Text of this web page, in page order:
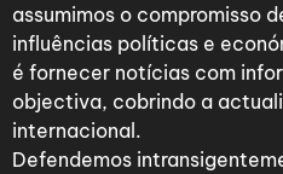
assumimos o compromisso
influências políticas e
é fornecer notícias com
objectiva, cobrindo a
internacional.
Defendemos